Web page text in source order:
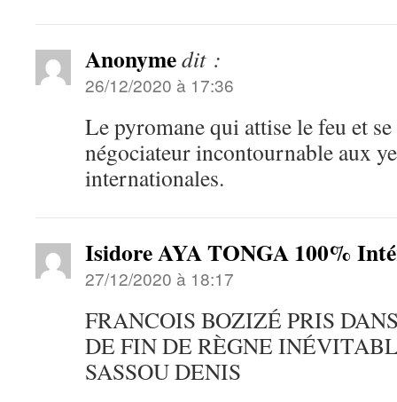
Anonymedit :
26/12/2020 à 17:36
Le pyromane qui attise le feu et
négociateur incontournable aux
internationales.
Isidore AYA TONGA 100%
27/12/2020 à 18:17
FRANCOIS BOZIZÉ PRIS
DE FIN DE RÈGNE
SASSOU DENIS